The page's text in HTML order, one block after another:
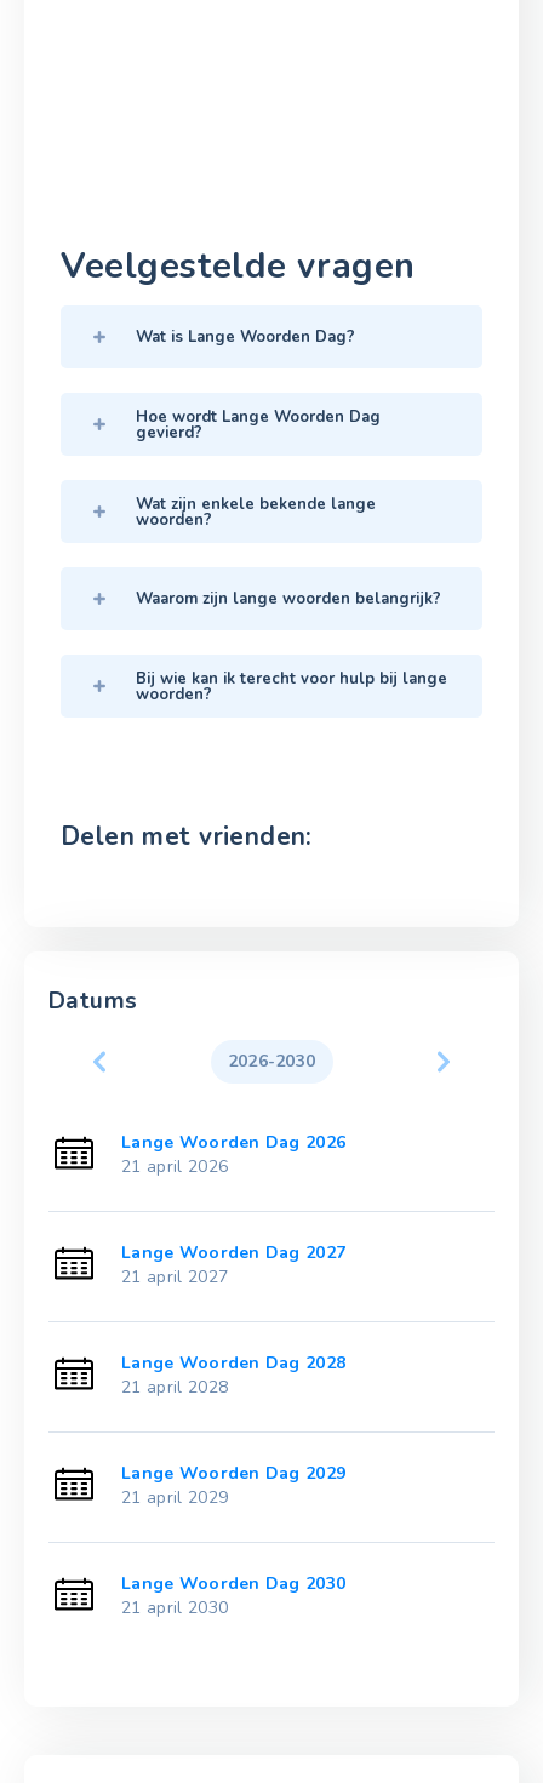
Veelgestelde vragen
Wat is Lange Woorden Dag?
Hoe wordt Lange Woorden Dag
gevierd?
Wat zijn enkele bekende lange
woorden?
Waarom zijn lange woorden belangrijk?
Bij wie kan ik terecht voor hulp bij lange
woorden?
Delen met vrienden:
Datums
2026-2030
Lange Woorden Dag 2026
21 april 2026
Lange Woorden Dag 2027
21 april 2027
Lange Woorden Dag 2028
21 april 2028
Lange Woorden Dag 2029
21 april 2029
Lange Woorden Dag 2030
21 april 2030